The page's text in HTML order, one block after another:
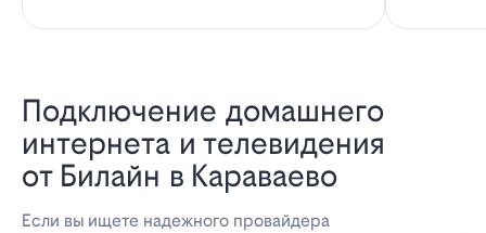
Подключение домашнего
интернета и телевидения
от Билайн в Караваево
Если вы ищете надежного провайдера